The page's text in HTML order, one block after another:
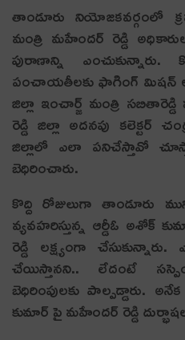
తాండూరు నియోజ‌క‌వ‌ర్గంలో
మంత్రి మ‌హేంద‌ర్ రెడ్డి
పురాణాన్ని
పంచాయ‌తీల‌కు ఫాగింగ్ మిష‌న్
జిల్లా ఇంచార్జ్ మంత్రి
రెడ్డి జిల్లా అద‌న‌పు క‌లెక్ట‌ర్
జిల్లాలో ఎలా ప‌నిచేస్తావో
బెధిరించారు.
కొద్ది రోజులుగా తాండూరు
వ్య‌వ‌హ‌రిస్తున్న ఆర్డీఓ అశోక్
రెడ్డి ల‌క్ష్యంగా
చేయిస్తాన‌ని.. లేదంటే
బెధిరింపుల‌కు పాల్ప‌డ్డారు.
కుమార్ పై మ‌హేంద‌ర్ రెడ్డి